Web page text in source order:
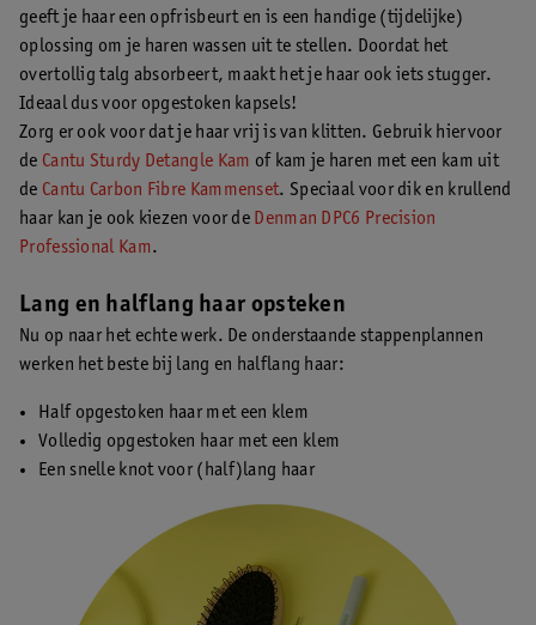
geeft je haar een opfrisbeurt en is een handige (tijdelijke)
oplossing om je haren wassen uit te stellen. Doordat het
overtollig talg absorbeert, maakt het je haar ook iets stugger.
Ideaal dus voor opgestoken kapsels!
Zorg er ook voor dat je haar vrij is van klitten. Gebruik hiervoor
de Cantu Sturdy Detangle Kam of kam je haren met een kam uit
de Cantu Carbon Fibre Kammenset. Speciaal voor dik en krullend
haar kan je ook kiezen voor de Denman DPC6 Precision
Professional Kam.
Lang en halflang haar opsteken
Nu op naar het echte werk. De onderstaande stappenplannen
werken het beste bij lang en halflang haar:
Half opgestoken haar met een klem
Volledig opgestoken haar met een klem
Een snelle knot voor (half)lang haar